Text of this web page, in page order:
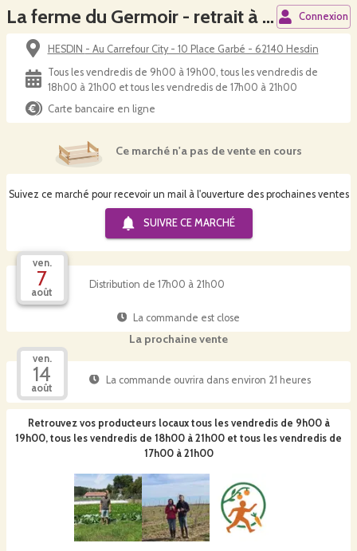
La ferme du Germoir - retrait à Hesdin Connexion
HESDIN - Au Carrefour City - 10 Place Garbé - 62140 Hesdin
Tous les vendredis de 9h00 à 19h00, tous les vendredis de
18h00 à 21h00 et tous les vendredis de 17h00 à 21h00
Carte bancaire en ligne
Suivez ce marché pour recevoir un mail à l'ouverture des prochaines ventes
SUIVRE CE MARCHÉ
Ce marché n'a pas de vente en cours
ven.
7
août
Distribution de 17h00 à 21h00
La commande est close
La prochaine vente
ven.
14
août
La commande ouvrira dans environ 21 heures
Retrouvez vos producteurs locaux tous les vendredis de 9h00 à
19h00, tous les vendredis de 18h00 à 21h00 et tous les vendredis de
17h00 à 21h00